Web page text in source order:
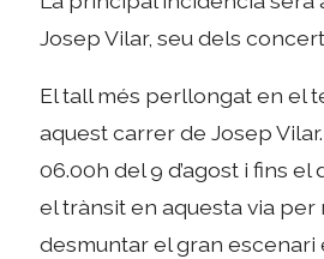
Josep Vilar, seu dels
El tall més perllongat en el
aquest carrer de Josep
06.00h del 9 d’agost i fins el
el trànsit en aquesta via per
desmuntar el gran escenari